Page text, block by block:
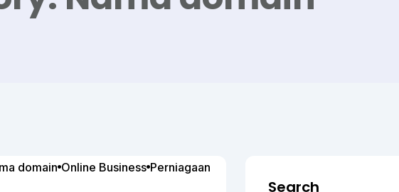
domain Online Business Perniagaan
Search